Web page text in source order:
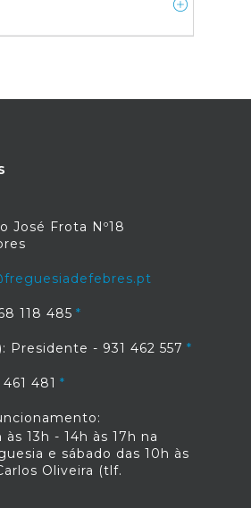
José Frota Nº18
118 485
Presidente - 931 462 557
481
às 13h - 14h às 17h na
e sábado das 10h às
Oliveira (tlf.